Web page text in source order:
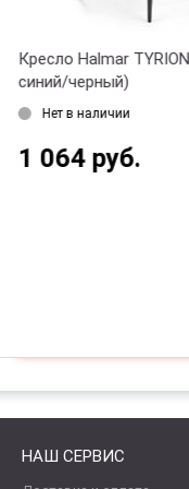
Кресло Halmar
(бежевый/черный)
Дата прихода на
937 руб.
НАШ СЕРВИС